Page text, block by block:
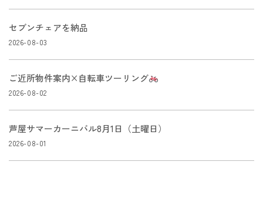
セブンチェアを納品
2026-08-03
ご近所物件案内×自転車ツーリング
2026-08-02
芦屋サマーカーニバル8月1日（土曜日）
2026-08-01